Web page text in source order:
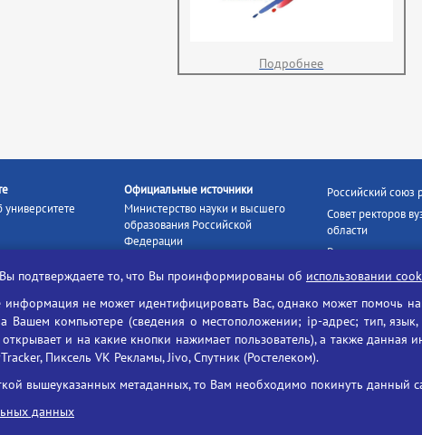
Подробнее
работников
Официальные источники
Министерство науки и высшего
образования Российской
Федерации
Портал «Российское
образование»
Единое окно информационных
ресурсов
Единая коллекция цифровых
образовательных ресурсов
Российский союз
Совет ректоров
области
Росстудцентр
Наши партнёры
Портал «Русский
Учительская
Единый портал
подтверждаете то, что Вы проинформированы об использовании
не может идентифицировать Вас, однако может помочь
Вашем компьютере (сведения о местоположении; ip-адрес; тип,
и на какие кнопки нажимает пользователь), а также
Пиксель VK Рекламы, Jivo, Спутник (Ростелеком).
вышеуказанных метаданных, то Вам необходимо покинуть данный
данных